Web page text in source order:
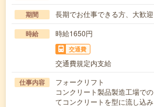
期間 長期でお仕事できる方、大歓迎
時給 時給1650円
交通費
交通費規定内支給
仕事内容
フォークリフト
コンクリート製品製造工場で
てコンクリートを型に流し込